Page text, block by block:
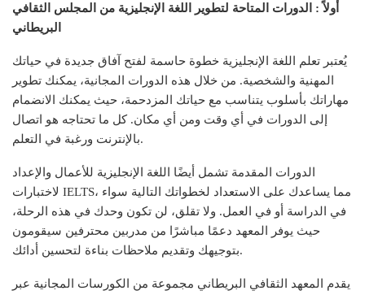
أولاً : الدورات المتاحة لتطوير اللغة الإنجليزية من المجلس الثقافي
البريطاني
يُعتبر تعلم اللغة الإنجليزية خطوة حاسمة لفتح آفاق جديدة في حياتك
المهنية والشخصية. من خلال هذه الدورات المجانية، يمكنك تطوير
مهاراتك بأسلوب يتناسب مع حياتك المزدحمة، حيث يمكنك الانضمام
إلى الدورات في أي وقت ومن أي مكان. كل ما تحتاجه هو اتصال
بالإنترنت ورغبة في التعلم.
الدورات المقدمة تشمل أيضًا اللغة الإنجليزية للأعمال والإعداد
لاختبارات IELTS، مما يساعدك على الاستعداد لخطواتك التالية سواء
في الدراسة أو في العمل. ولا تقلق، لن تكون وحدك في هذه الرحلة،
حيث يوفر المعهد دعمًا مباشرًا من مدربين محترفين سيقومون
بتوجيهك وتقديم ملاحظات بناءة لتحسين أدائك.
يقدم المعهد الثقافي البريطاني مجموعة من الكورسات المجانية عبر